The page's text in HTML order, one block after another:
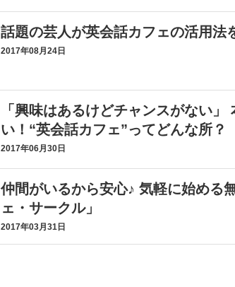
話題の芸人が英会話カフェの活用法
2017年08月24日
「興味はあるけどチャンスがない」
い！“英会話カフェ”ってどんな所？
2017年06月30日
仲間がいるから安心♪ 気軽に始める
ェ・サークル」
2017年03月31日